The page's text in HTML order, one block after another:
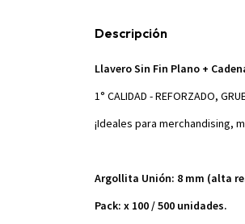
Descripción
Llavero Sin Fin Plano +
1° CALIDAD - REFORZADO,
¡Ideales para merchandising,
Argollita Unión: 8 mm (alta
Pack: x 100 / 500 unidades.